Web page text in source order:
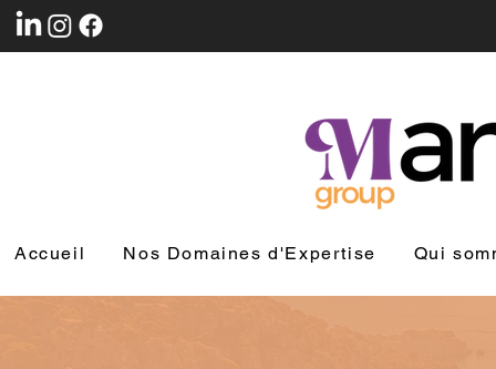
Accueil Nos Domaines d'Expertise Qui